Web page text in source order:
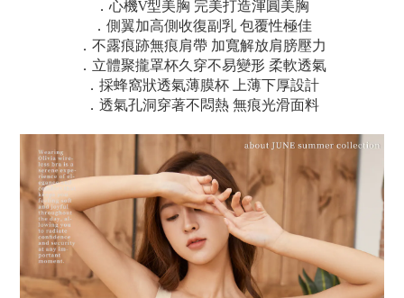
．心機V型美胸 完美打造渾圓美胸
．側翼加高側收復副乳 包覆性極佳
．不露痕跡無痕肩帶 加寬解放肩膀壓力
．立體聚攏罩杯久穿不易變形 柔軟透氣
．採蜂窩狀透氣薄膜杯 上薄下厚設計
．透氣孔洞穿著不悶熱 無痕光滑面料